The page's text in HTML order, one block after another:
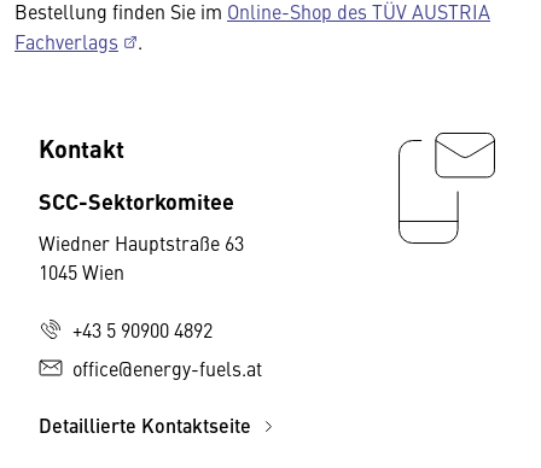
Bestellung finden Sie im Online-Shop des TÜV AUSTRIA
Fachverlags
.
Kontakt
SCC-Sektorkomitee
Wiedner Hauptstraße 63
1045 Wien
+43 5 90900 4892
office@energy-fuels.at
Detaillierte Kontaktseite